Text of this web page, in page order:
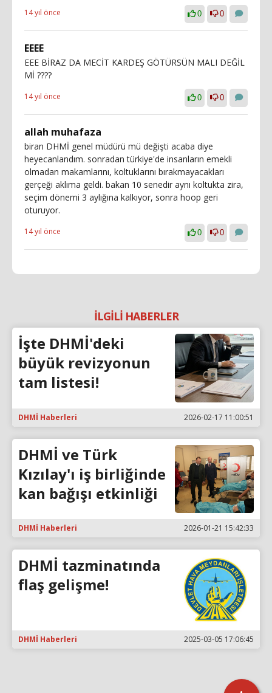
14 yıl önce 0 0
EEEE
EEE BİRAZ DA MECİT KARDEŞ GÖTÜRSÜN MALI DEĞİL
Mİ ????
14 yıl önce 0 0
allah muhafaza
biran DHMİ genel müdürü mü değişti acaba diye
heyecanlandım. sonradan türkiye'de insanların emekli
olmadan makamlarını, koltuklarını bırakmayacakları
gerçeği aklıma geldi. bakan 10 senedir aynı koltukta zira,
seçim dönemi 3 aylığına kalkıyor, sonra hoop geri
oturuyor.
14 yıl önce 0 0
İLGİLİ HABERLER
İşte DHMİ'deki
büyük revizyonun
tam listesi!
DHMİ Haberleri 2026-02-17 11:00:51
DHMİ ve Türk
Kızılay'ı iş birliğinde
kan bağışı etkinliği
DHMİ Haberleri 2026-01-21 15:42:33
DHMİ tazminatında
flaş gelişme!
DHMİ Haberleri 2025-03-05 17:06:45